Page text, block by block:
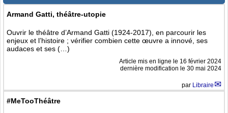
Armand Gatti, théâtre-utopie
Ouvrir le théâtre d’Armand Gatti (1924-2017), en parcourir les
enjeux et l’histoire ; vérifier combien cette œuvre a innové, ses
audaces et ses (…)
Article mis en ligne le 16 février 2024
dernière modification le 30 mai 2024
par Libraire
#MeTooThéâtre